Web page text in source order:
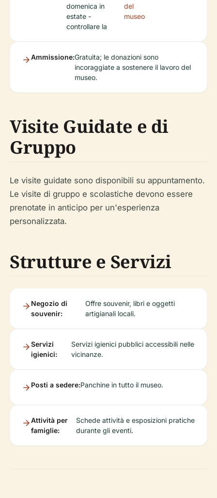
domenica in
estate -
controllare la
del
museo
Ammissione:Gratuita; le donazioni sono
incoraggiate a sostenere il lavoro del
museo.
Visite Guidate e di
Gruppo
Le visite guidate sono disponibili su appuntamento.
Le visite di gruppo e scolastiche devono essere
prenotate in anticipo per un'esperienza
personalizzata.
Strutture e Servizi
Negozio di
souvenir:
Offre souvenir, libri e oggetti
artigianali locali.
Servizi
igienici:
Servizi igienici pubblici accessibili nelle
vicinanze.
Posti a sedere:Panchine in tutto il museo.
Attività per
famiglie:
Schede attività e esposizioni pratiche
durante gli eventi.